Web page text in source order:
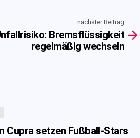
nächster Beitrag
Bremsflüssigkeit
regelmäßig wechseln
Cupra setzen Fußball-Stars